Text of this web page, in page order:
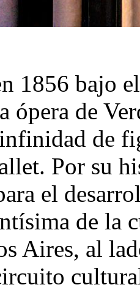
1856 bajo
ópera de
de
Por su
el
de la
Aires, al